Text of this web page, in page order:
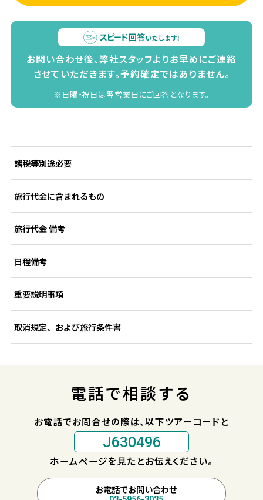
お問い合わせ後、弊社スタッフよりお早めにご連絡
させていただきます。予約確定ではありません。
※日曜・祝日は翌営業日にご回答となります。
諸税等別途必要
旅行代金に含まれるもの
旅行代金 備考
日程備考
重要説明事項
取消規定、および旅行条件書
電話で相談する
お電話でお問合せの際は、以下ツアーコードと
J630496
ホームページを見たとお伝えください。
お電話でお問い合わせ